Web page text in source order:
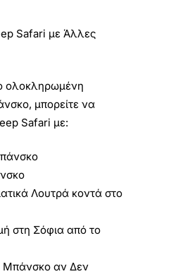
Safari με Άλλες
ολοκληρωμένη
μπορείτε να
Safari με:
Λουτρά κοντά στο
στη Σόφια από το
Μπάνσκο αν Δεν